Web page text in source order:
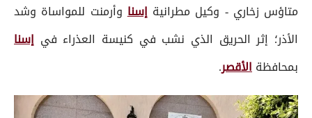
متاؤس زخاري - وكيل مطرانيةإسناوأرمنت للمواساة وشد
الأذر؛ إثر الحريق الذي نشب في كنيسة العذراء في إسنا
بمحافظةالأقصر.